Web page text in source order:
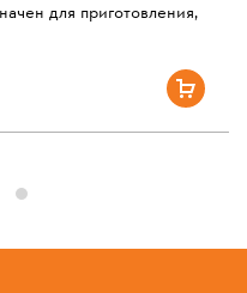
для приготовления,